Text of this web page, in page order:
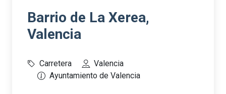
Barrio de La Xerea,
Valencia
Carretera
Valencia
Ayuntamiento de Valencia